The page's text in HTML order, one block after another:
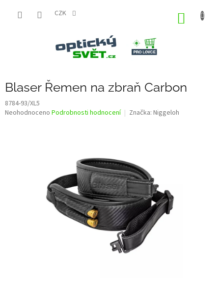
CZK
Blaser Řemen na zbraň Carbon
8784-93/XL5
Průměrné
Neohodnoceno Podrobnosti hodnocení Značka: Niggeloh